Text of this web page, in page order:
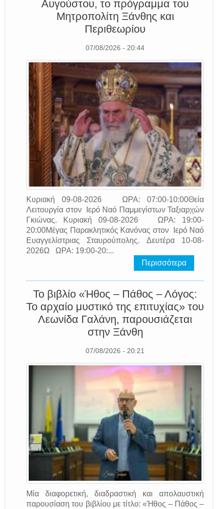
Αυγούστου, το πρόγραμμα του
Μητροπολίτη Ξάνθης και
Περιθεωρίου
07/08/2026 - 20:44
Κυριακή 09-08-2026 ΩΡΑ: 07:00-10:00Θεία
Λειτουργία στον Ιερό Ναό Παμμεγίστων Ταξιαρχών
Γκιώνας. Κυριακή 09-08-2026 ΩΡΑ: 19:00-
20:00Μέγας Παρακλητικός Κανόνας στον Ιερό Ναό
Ευαγγελίστριας Σταυρούπολης. Δευτέρα 10-08-
2026Ω ΩΡΑ: 19:00-20:...
Περισσότερα
Το βιβλίο «Ήθος – Πάθος – Λόγος:
Το αρχαίο μυστικό της επιτυχίας» του
Λεωνίδα Γαλάνη, παρουσιάζεται
στην Ξάνθη
07/08/2026 - 20:21
Μία διαφορετική, διαδραστική και απολαυστική
παρουσίαση του βιβλίου με τίτλο: «Ήθος – Πάθος –